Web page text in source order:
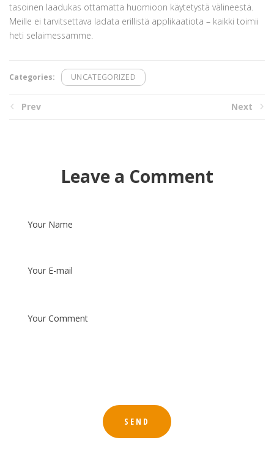
tasoinen laadukas ottamatta huomioon käytetystä välineestä.
Meille ei tarvitsettava ladata erillistä applikaatiota – kaikki toimii
heti selaimessamme.
Categories: UNCATEGORIZED
Prev Next
Leave a Comment